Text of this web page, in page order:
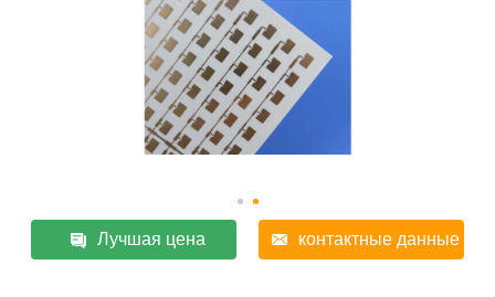
Лучшая цена контактные данные